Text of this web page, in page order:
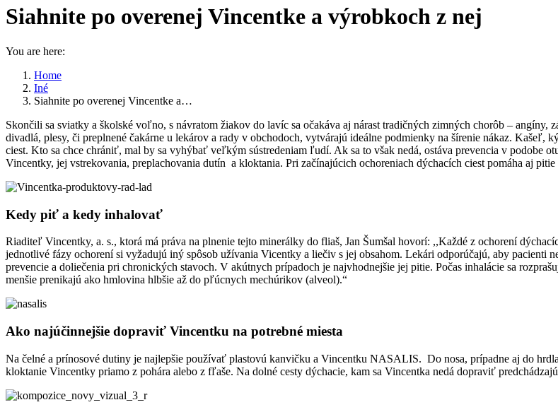
Siahnite po overenej Vincentke a výrobkoch z nej
You are here:
Home
Iné
Siahnite po overenej Vincentke a…
Skončili sa sviatky a školské voľno, s návratom žiakov do lavíc sa očakáva aj nárast tradičných zimných chorôb – angíny,
divadlá, plesy, či preplnené čakárne u lekárov a rady v obchodoch, vytvárajú ideálne podmienky na šírenie nákaz.
ciest. Kto sa chce chrániť, mal by sa vyhýbať veľkým sústredeniam ľudí. Ak sa to však nedá, ostáva prevencia v podobe
Vincentky, jej vstrekovania, preplachovania dutín a kloktania. Pri začínajúcich ochoreniach dýchacích ciest pomáha aj
Kedy piť a kedy inhalovať
Riaditeľ Vincentky, a. s., ktorá má práva na plnenie tejto minerálky do fliaš, Jan Šumšal hovorí: ,,Každé z ochorení
jednotlivé fázy ochorení si vyžadujú iný spôsob užívania Vicentky a liečiv s jej obsahom. Lekári odporúčajú, aby
prevencie a doliečenia pri chronických stavoch. V akútnych prípadoch je najvhodnejšie jej pitie. Počas inhalácie sa
menšie prenikajú ako hmlovina hlbšie až do pľúcnych mechúrikov (alveol).“
Ako najúčinnejšie dopraviť Vincentku na potrebné miesta
Na čelné a prínosové dutiny je najlepšie používať plastovú kanvičku a Vincentku NASALIS. Do nosa, prípadne aj do
kloktanie Vincentky priamo z pohára alebo z fľaše. Na dolné cesty dýchacie, kam sa Vincentka nedá dopraviť